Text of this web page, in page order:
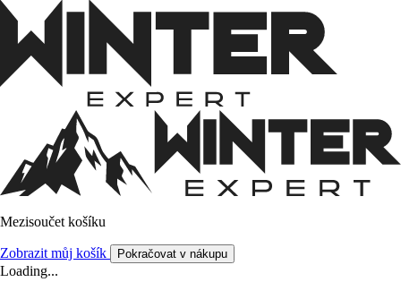
Mezisoučet košíku
Zobrazit můj košík Pokračovat v nákupu
Loading...